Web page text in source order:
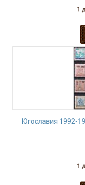
1
Югославия 1992-
1